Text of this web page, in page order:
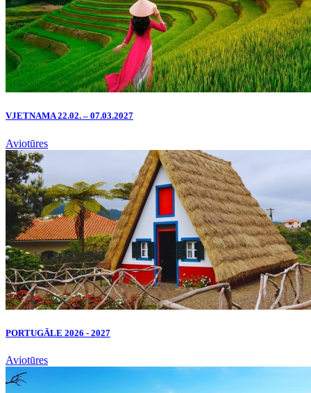
VJETNAMA 22.02. – 07.03.2027
Aviotūres
PORTUGĀLE 2026 - 2027
Aviotūres